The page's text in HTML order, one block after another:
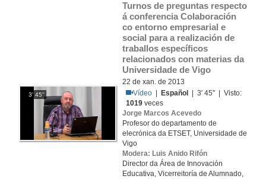
3' 45''
Turnos de preguntas respecto
á conferencia Colaboración
co entorno empresarial e
social para a realización de
traballos específicos
relacionados con materias da
Universidade de Vigo
22 de xan. de 2013
Vídeo
Español
| 3' 45'' | Visto:
1019 veces
Jorge Marcos Acevedo
Profesor do departamento de
elecrónica da ETSET, Universidade de
Vigo
Modera: Luis Anido Rifón
Director da Área de Innovación
Educativa, Vicerreitoría de Alumnado,